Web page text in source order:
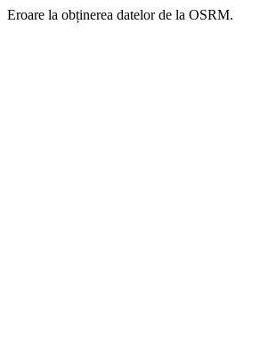
Eroare la obținerea datelor de la OSRM.